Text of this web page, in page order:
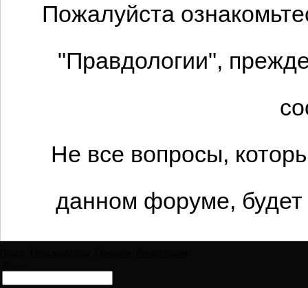
Пожалуйста
"Правдологии",
Не все вопросы,
данном форуме,